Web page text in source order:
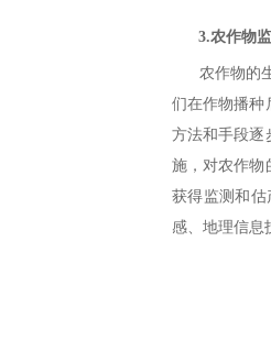
3.农作物监
农作物的生
们在作物播种
方法和手段逐
施，对农作物
获得监测和估
感、地理信息